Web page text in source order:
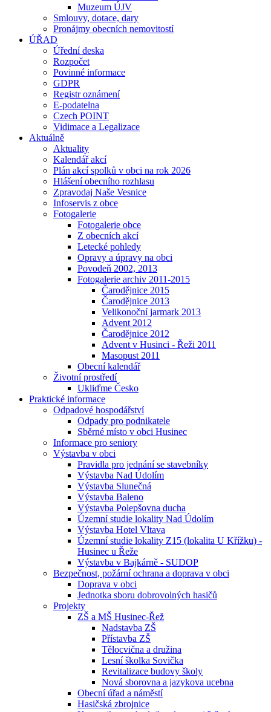
Muzeum ÚJV
Smlouvy, dotace, dary
Pronájmy obecních nemovitostí
ÚŘAD
Úřední deska
Rozpočet
Povinné informace
GDPR
Registr oznámení
E-podatelna
Czech POINT
Vidimace a Legalizace
Aktuálně
Aktuality
Kalendář akcí
Plán akcí spolků v obci na rok 2026
Hlášení obecního rozhlasu
Zpravodaj Naše Vesnice
Infoservis z obce
Fotogalerie
Fotogalerie obce
Z obecních akcí
Letecké pohledy
Opravy a úpravy na obci
Povodeň 2002, 2013
Fotogalerie archiv 2011-2015
Čarodějnice 2015
Čarodějnice 2013
Velikonoční jarmark 2013
Advent 2012
Čarodějnice 2012
Advent v Husinci - Řeži 2011
Masopust 2011
Obecní kalendář
Životní prostředí
Ukliďme Česko
Praktické informace
Odpadové hospodářství
Odpady pro podnikatele
Sběrné místo v obci Husinec
Informace pro seniory
Výstavba v obci
Pravidla pro jednání se stavebníky
Výstavba Nad Údolím
Výstavba Slunečná
Výstavba Baleno
Výstavba Polepšovna ducha
Územní studie lokality Nad Údolím
Výstavba Hotel Vltava
Územní studie lokality Z15 (lokalita U Křížku) -
Husinec u Řeže
Výstavba v Bajkárně - SUDOP
Bezpečnost, požární ochrana a doprava v obci
Doprava v obci
Jednotka sboru dobrovolných hasičů
Projekty
ZŠ a MŠ Husinec-Řež
Nadstavba ZŠ
Přístavba ZŠ
Tělocvična a družina
Lesní školka Sovička
Revitalizace budovy školy
Nová sborovna a jazykova ucebna
Obecní úřad a náměstí
Hasičská zbrojnice